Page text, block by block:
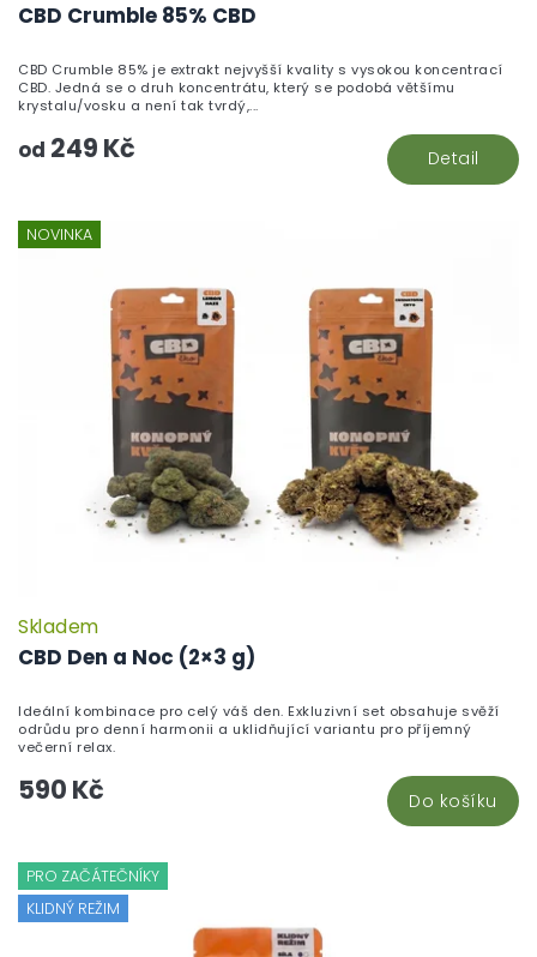
CBD Crumble 85% CBD
od 249 Kč Detail
CBD Crumble 85% je extrakt nejvyšší kvality s vysokou koncentrací
CBD. Jedná se o druh koncentrátu, který se podobá většímu
krystalu/vosku a není tak tvrdý,...
NOVINKA
CBD Den a Noc (2×3 g)
Skladem
590 Kč Do košíku
Ideální kombinace pro celý váš den. Exkluzivní set obsahuje svěží
odrůdu pro denní harmonii a uklidňující variantu pro příjemný
večerní relax.
PRO ZAČÁTEČNÍKY
KLIDNÝ REŽIM